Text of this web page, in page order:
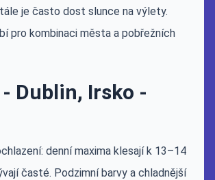
je často dost slunce na výlety.
pro kombinaci města a pobřežních
Dublin, Irsko -
denní maxima klesají k 13–14
časté. Podzimní barvy a chladnější